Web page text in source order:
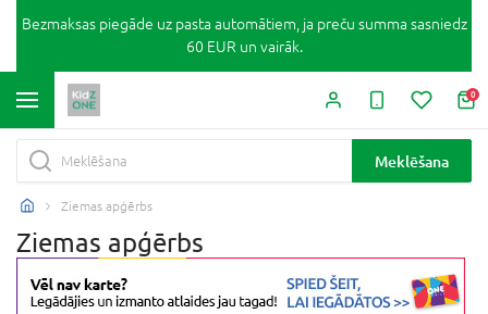
Bezmaksas piegāde uz pasta automātiem, ja preču summa sasniedz
60 EUR un vairāk.
0
Meklēšana
Ziemas apģērbs
Ziemas apģērbs